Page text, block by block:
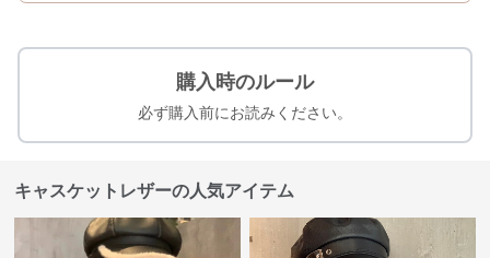
購入時のルール
必ず購入前にお読みください。
キャスケットレザーの人気アイテム